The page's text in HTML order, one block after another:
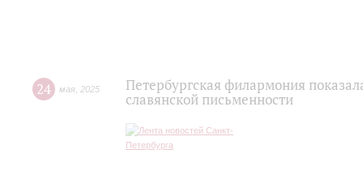
24 мая 2025
Петербургская филармония
славянской письменности